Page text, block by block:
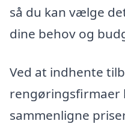
så du kan vælge
dine behov og
Ved at indhente
rengøringsfirmaer
sammenligne